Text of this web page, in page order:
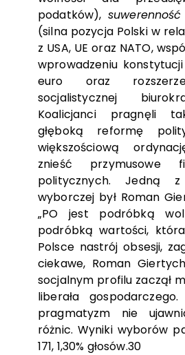
podatków),
(silna pozycja Polski w
z USA, UE oraz NATO,
wprowadzeniu
euro oraz
socjalistycznej
Koalicjanci pragnęli
głęboką reformę
większościową
znieść przymusowe
politycznych. Jedną
wyborczej był Roman
„PO jest podróbką
podróbką wartości,
Polsce nastrój obsesji,
ciekawe, Roman
socjalnym profilu zaczął
liberała
pragmatyzm nie
różnic. Wyniki wyborów
171, 1,30% głosów.30